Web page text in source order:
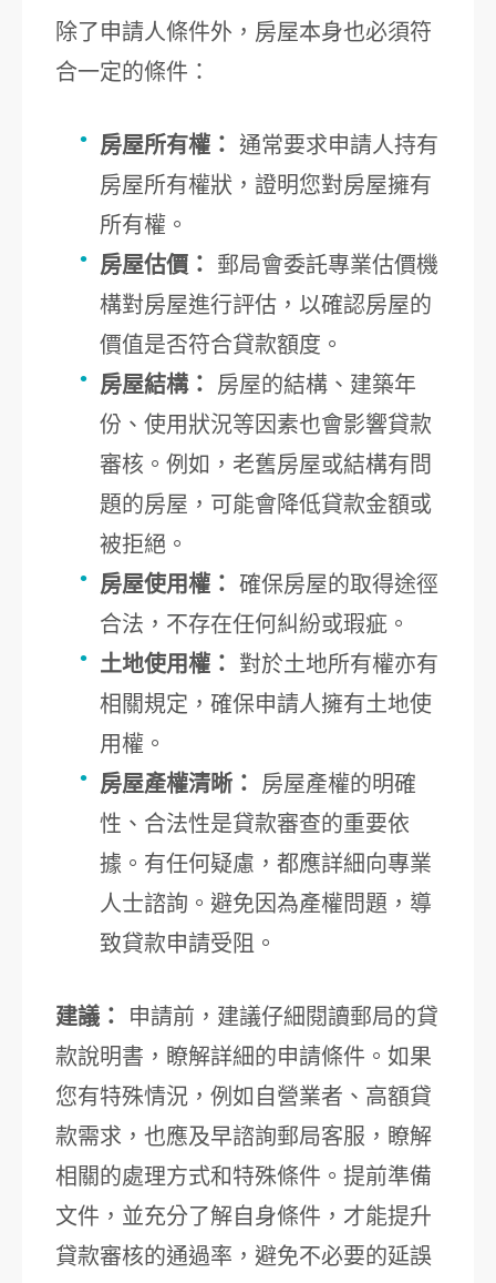
除了申請人條件外，房屋本身也必須符
合一定的條件：
房屋所有權：
通常要求申請人持有
房屋所有權狀，證明您對房屋擁有
所有權。
房屋估價：
郵局會委託專業估價機
構對房屋進行評估，以確認房屋的
價值是否符合貸款額度。
房屋結構：
房屋的結構、建築年
份、使用狀況等因素也會影響貸款
審核。例如，老舊房屋或結構有問
題的房屋，可能會降低貸款金額或
被拒絕。
房屋使用權： 確保房屋的取得途徑
合法，不存在任何糾紛或瑕疵。
土地使用權：
對於土地所有權亦有
相關規定，確保申請人擁有土地使
用權。
房屋產權清晰：
房屋產權的明確
性、合法性是貸款審查的重要依
據。有任何疑慮，都應詳細向專業
人士諮詢。避免因為產權問題，導
致貸款申請受阻。
建議：
申請前，建議仔細閱讀郵局的貸
款說明書，瞭解詳細的申請條件。如果
您有特殊情況，例如自營業者、高額貸
款需求，也應及早諮詢郵局客服，瞭解
相關的處理方式和特殊條件。提前準備
文件，並充分了解自身條件，才能提升
貸款審核的通過率，避免不必要的延誤